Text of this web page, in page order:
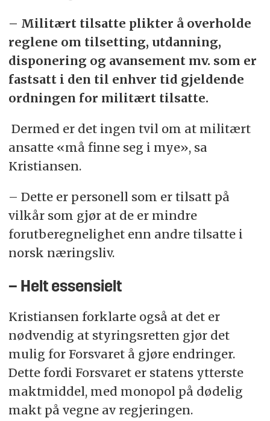
– Militært tilsatte plikter å overholde
reglene om tilsetting, utdanning,
disponering og avansement mv. som er
fastsatt i den til enhver tid gjeldende
ordningen for militært tilsatte.
Dermed er det ingen tvil om at militært
ansatte «må finne seg i mye», sa
Kristiansen.
– Dette er personell som er tilsatt på
vilkår som gjør at de er mindre
forutberegnelighet enn andre tilsatte i
norsk næringsliv.
– Helt essensielt
Kristiansen forklarte også at det er
nødvendig at styringsretten gjør det
mulig for Forsvaret å gjøre endringer.
Dette fordi Forsvaret er statens ytterste
maktmiddel, med monopol på dødelig
makt på vegne av regjeringen.